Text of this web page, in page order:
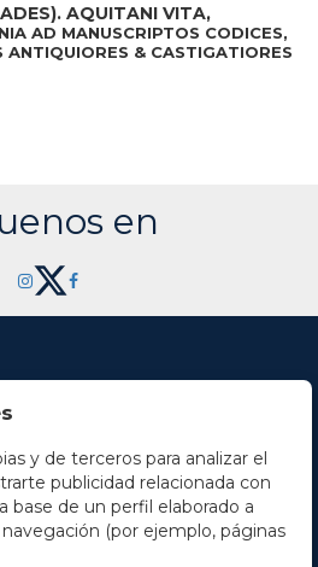
AQUITANI VITA,
AD MANUSCRIPTOS CODICES,
ANTIQUIORES & CASTIGATIORES
en
y de terceros para analizar el
publicidad relacionada con
base de un perfil elaborado a
(por ejemplo, páginas